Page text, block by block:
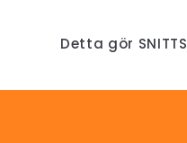
Detta gör SNITTS